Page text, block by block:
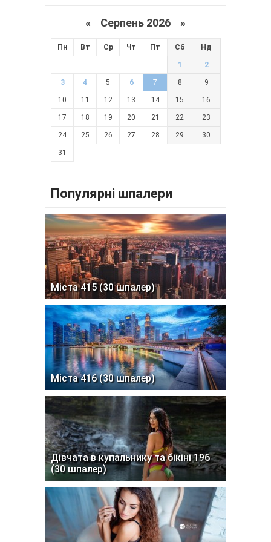
« Серпень 2026 »
Пн Вт Ср Чт Пт Сб Нд
1 2
3 4 5 6 7 8 9
10 11 12 13 14 15 16
17 18 19 20 21 22 23
24 25 26 27 28 29 30
31
Популярні шпалери
Міста 415 (30 шпалер)
Міста 416 (30 шпалер)
Дівчата в купальнику та бікіні 196
(30 шпалер)